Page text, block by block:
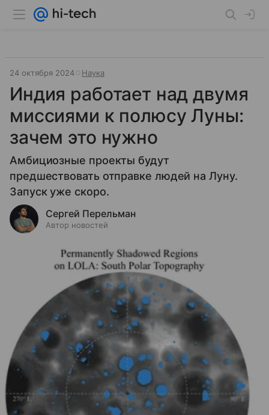
24 октября 2024 Наука
Индия работает над двумя
миссиями к полюсу Луны:
зачем это нужно
Амбициозные проекты будут
предшествовать отправке людей на Луну.
Запуск уже скоро.
Сергей Перельман
Автор новостей